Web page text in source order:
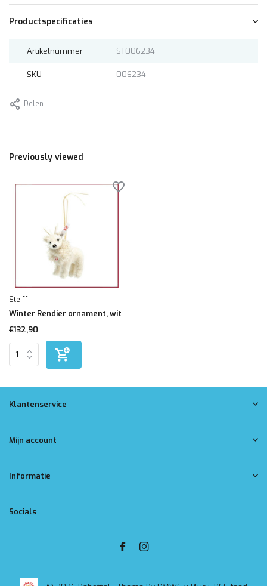
Productspecificaties
Artikelnummer ST006234
SKU 006234
Delen
Previously viewed
Steiff
Winter Rendier ornament, wit
€132,90
Klantenservice
Mijn account
Informatie
Socials